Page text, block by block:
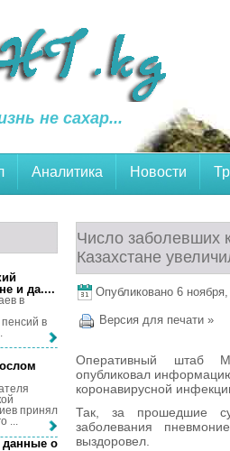
не сахар...
Аналитика Новости
Число заболевших
Казахстане
Опубликовано 6 ноября,
Версия для печати »
Оперативный штаб
опубликовал
коронавирусной
Так, за прошедшие
заболевания
выздоровел.
и да....
в
пенсий в
принял
...
данные о